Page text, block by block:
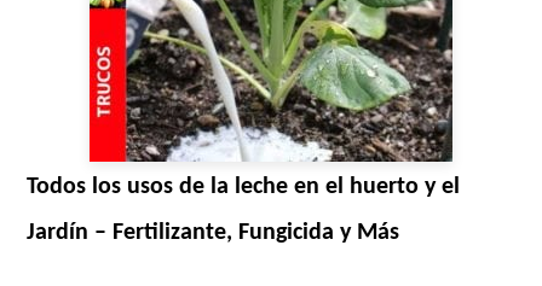
Todos los usos de la leche en el huerto y el
Jardín – Fertilizante, Fungicida y Más